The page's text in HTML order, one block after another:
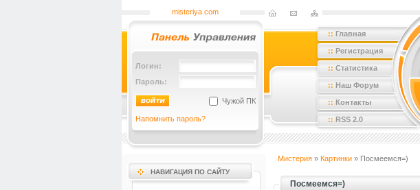
misteriya.com
Логин:
Пароль:
Чужой ПК
Напомнить пароль?
:: Главная
:: Регистрация
:: Статистика
:: Наш Форум
:: Контакты
:: RSS 2.0
НАВИГАЦИЯ ПО САЙТУ
Мистерия » Картинки » Посмеемся=)
Посмеемся=)